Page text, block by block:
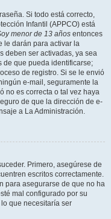
Si todo está correcto,
Infantil (APPCO) está
menor de 13 años entonces
le darán para activar la
deben ser activadas, ya sea
de que pueda identificarse;
de registro. Si se le envió
e-mail, seguramente la
no es correcta o tal vez haya
de que la dirección de e-
a La Administración.
Primero, asegúrese de
escritos correctamente.
para asegurarse de que no ha
mal configurado por su
que necesitaría ser